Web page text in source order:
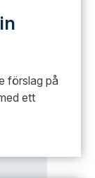
förslag på
ett